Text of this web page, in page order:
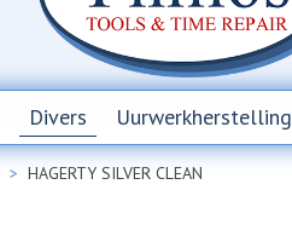
Divers Uurwerkherstelling
HAGERTY SILVER CLEAN